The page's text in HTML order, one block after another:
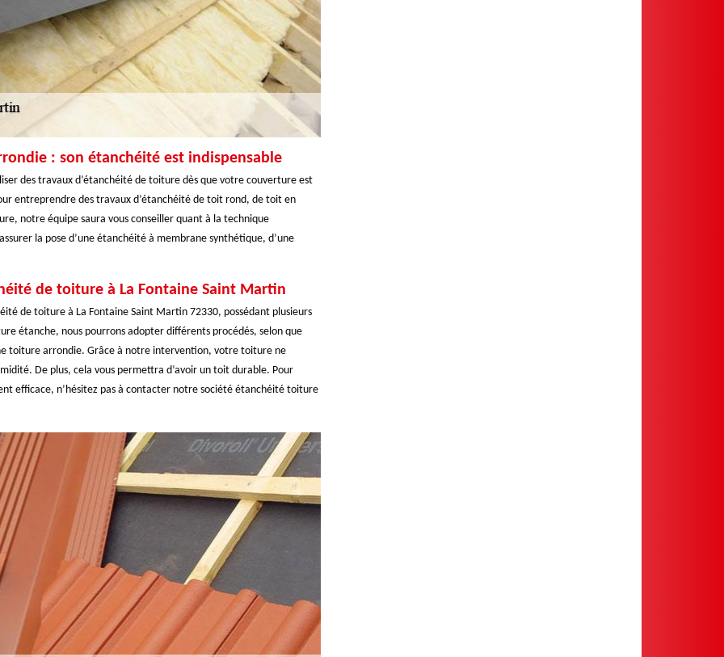
: son étanchéité est indispensable
des travaux d’étanchéité de toiture dès que votre couverture est
entreprendre des travaux d’étanchéité de toit rond, de toit en
notre équipe saura vous conseiller quant à la technique
la pose d’une étanchéité à membrane synthétique, d’une
de toiture à La Fontaine Saint Martin
de toiture à La Fontaine Saint Martin 72330, possédant plusieurs
étanche, nous pourrons adopter différents procédés, selon que
toiture arrondie. Grâce à notre intervention, votre toiture ne
De plus, cela vous permettra d’avoir un toit durable. Pour
efficace, n’hésitez pas à contacter notre société étanchéité toiture